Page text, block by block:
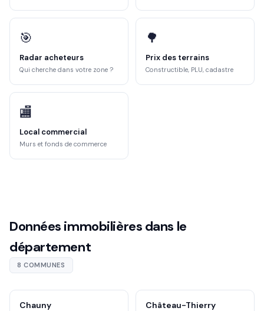
🎯
Radar acheteurs
Qui cherche dans votre zone ?
🌳
Prix des terrains
Constructible, PLU, cadastre
🏬
Local commercial
Murs et fonds de commerce
Données immobilières dans le
département
8 COMMUNES
Chauny Château-Thierry